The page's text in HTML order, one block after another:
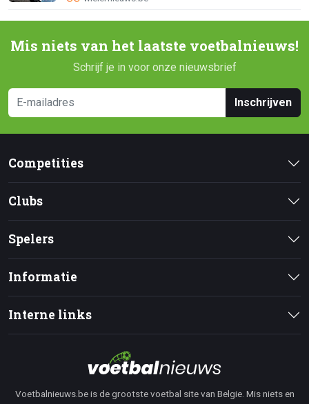
Mis niets van het laatste voetbalnieuws!
Schrijf je in voor onze nieuwsbrief
Inschrijven
Competities
Clubs
Spelers
Informatie
Interne links
Voetbalnieuws.be is de grootste voetbal site van Belgie. Mis niets en